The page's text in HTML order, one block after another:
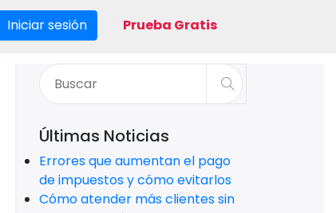
Iniciar sesión Prueba Gratis
Últimas Noticias
Errores que aumentan el pago
de impuestos y cómo evitarlos
Cómo atender más clientes sin